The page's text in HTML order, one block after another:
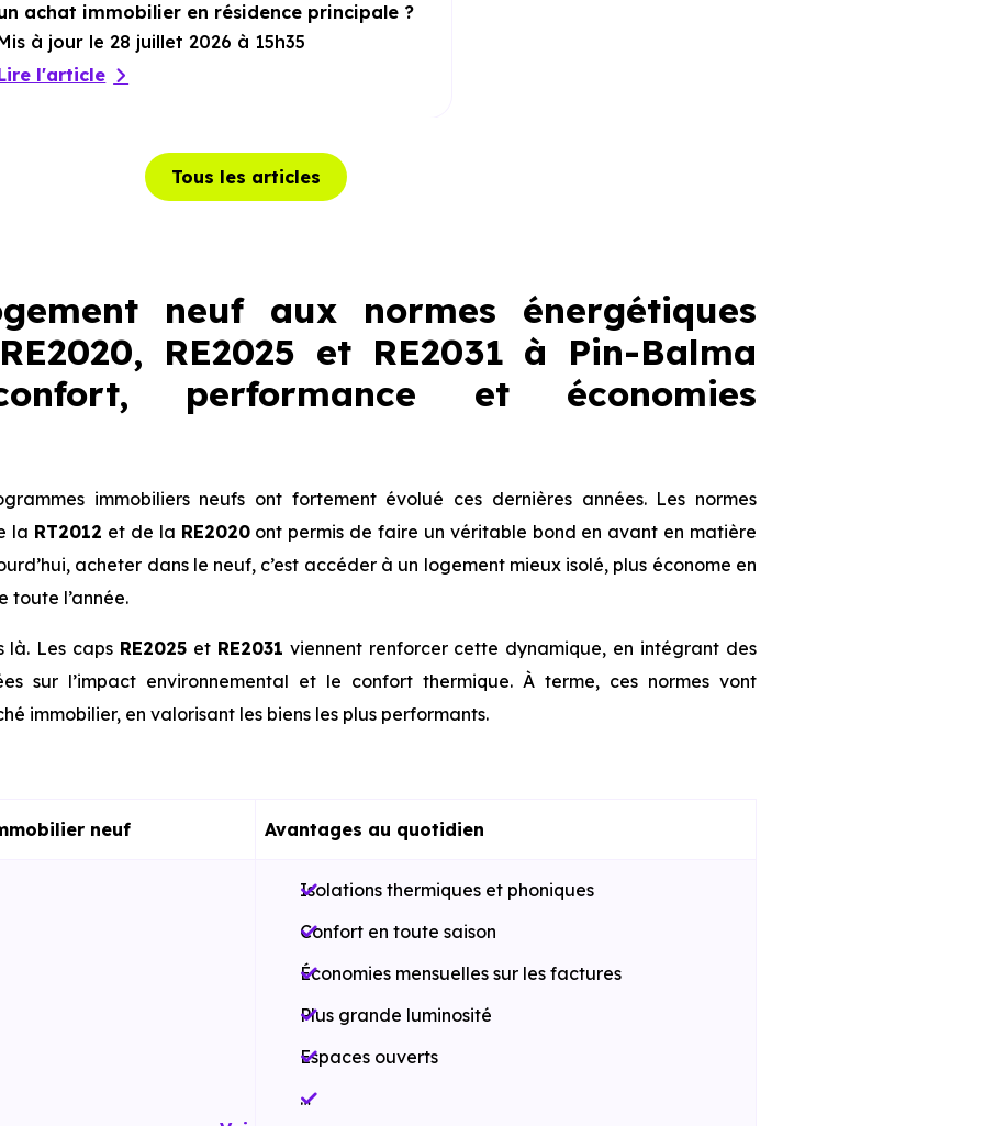
achat immobilier en résidence principale ?
à jour le 28 juillet 2026 à 15h35
l'article
Tous les articles
neuf aux normes énergétiques
RE2025 et RE2031 à Pin-Balma
performance et économies
immobiliers neufs ont fortement évolué ces dernières années. Les normes
la RT2012 et de la RE2020ont permis de faire un véritable bond en avant en matière
acheter dans le neuf, c’est accéder à un logement mieux isolé, plus économe en
toute l’année.
là. Les caps RE2025 et RE2031 viennent renforcer cette dynamique, en intégrant des
sur l’impact environnemental et le confort thermique. À terme, ces normes vont
immobilier, en valorisant les biens les plus performants.
neuf Avantages au quotidien
Isolations thermiques et phoniques
Confort en toute saison
Économies mensuelles sur les factures
Plus grande luminosité
Espaces ouverts
…